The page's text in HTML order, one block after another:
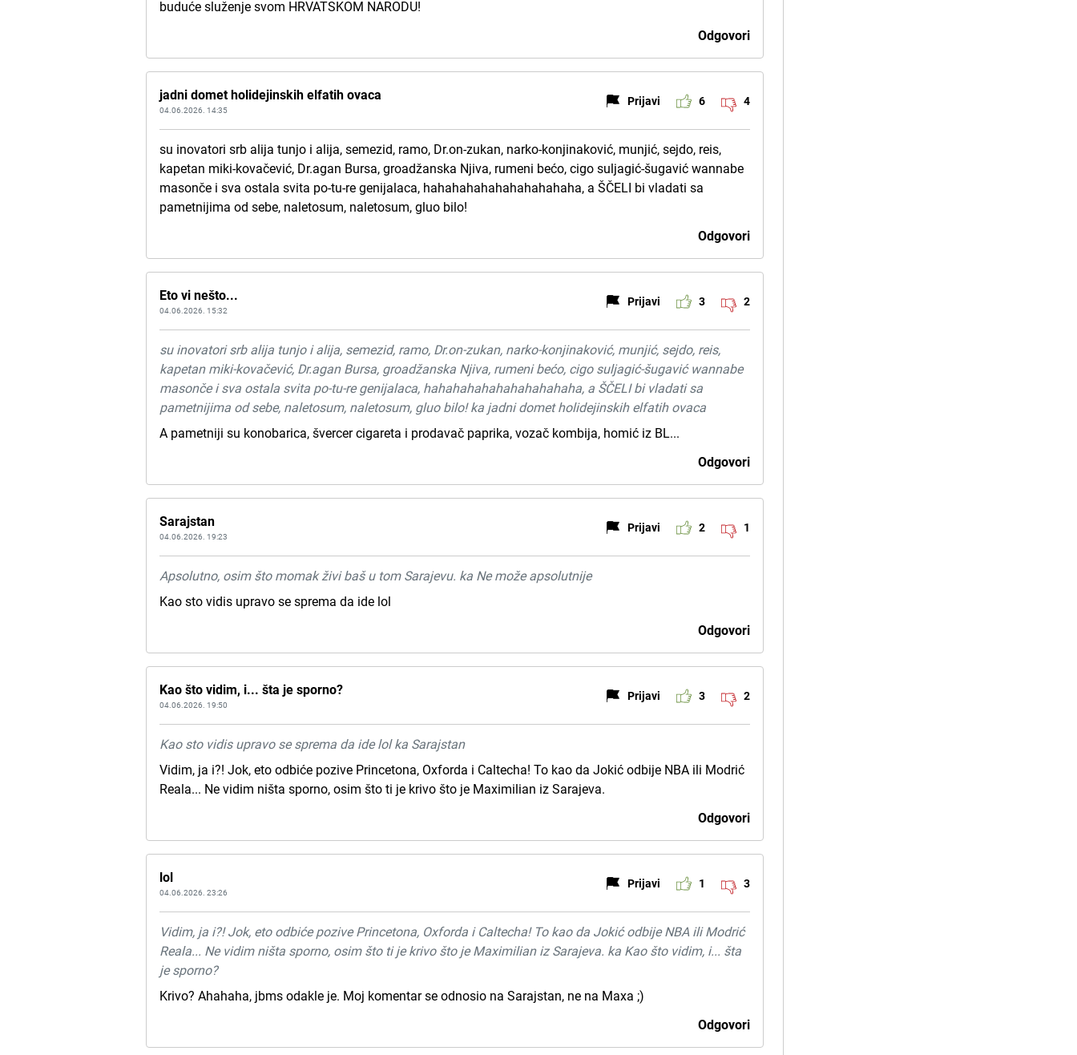
buduće služenje svom HRVATSKOM NARODU!
Odgovori
jadni domet holidejinskih elfatih ovaca
04.06.2026. 14:35
Prijavi 6 4
su inovatori srb alija tunjo i alija, semezid, ramo, Dr.on-zukan, narko-konjinaković, munjić, sejdo, reis,
kapetan miki-kovačević, Dr.agan Bursa, groadžanska Njiva, rumeni bećo, cigo suljagić-šugavić wannabe
masonče i sva ostala svita po-tu-re genijalaca, hahahahahahahahahahaha, a ŠČELI bi vladati sa
pametnijima od sebe, naletosum, naletosum, gluo bilo!
Odgovori
Eto vi nešto...
04.06.2026. 15:32
Prijavi 3 2
su inovatori srb alija tunjo i alija, semezid, ramo, Dr.on-zukan, narko-konjinaković, munjić, sejdo, reis,
kapetan miki-kovačević, Dr.agan Bursa, groadžanska Njiva, rumeni bećo, cigo suljagić-šugavić wannabe
masonče i sva ostala svita po-tu-re genijalaca, hahahahahahahahahahaha, a ŠČELI bi vladati sa
pametnijima od sebe, naletosum, naletosum, gluo bilo! ka jadni domet holidejinskih elfatih ovaca
A pametniji su konobarica, švercer cigareta i prodavač paprika, vozač kombija, homić iz BL...
Odgovori
Sarajstan
04.06.2026. 19:23
Prijavi 2 1
Apsolutno, osim što momak živi baš u tom Sarajevu. ka Ne može apsolutnije
Kao sto vidis upravo se sprema da ide lol
Odgovori
Kao što vidim, i... šta je sporno?
04.06.2026. 19:50
Prijavi 3 2
Kao sto vidis upravo se sprema da ide lol ka Sarajstan
Vidim, ja i?! Jok, eto odbiće pozive Princetona, Oxforda i Caltecha! To kao da Jokić odbije NBA ili Modrić
Reala... Ne vidim ništa sporno, osim što ti je krivo što je Maximilian iz Sarajeva.
Odgovori
lol
04.06.2026. 23:26
Prijavi 1 3
Vidim, ja i?! Jok, eto odbiće pozive Princetona, Oxforda i Caltecha! To kao da Jokić odbije NBA ili Modrić
Reala... Ne vidim ništa sporno, osim što ti je krivo što je Maximilian iz Sarajeva. ka Kao što vidim, i... šta
je sporno?
Krivo? Ahahaha, jbms odakle je. Moj komentar se odnosio na Sarajstan, ne na Maxa ;)
Odgovori